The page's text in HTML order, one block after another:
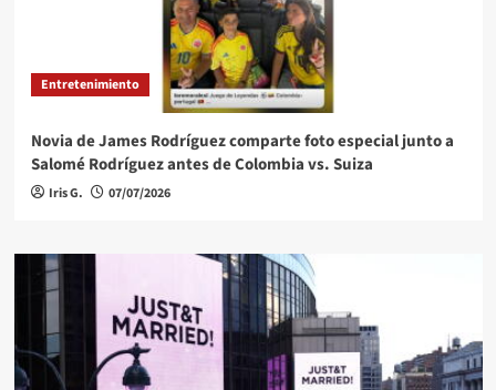
Entretenimiento
Novia de James Rodríguez comparte foto especial junto a
Salomé Rodríguez antes de Colombia vs. Suiza
Iris G. 07/07/2026